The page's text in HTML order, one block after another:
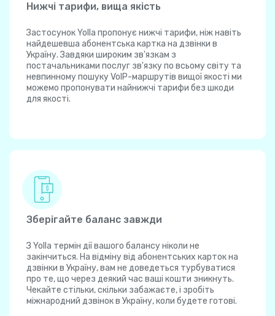
Нижчі тарифи, вища якість
Застосунок Yolla пропонує нижчі тарифи, ніж навіть
найдешевша абонентська картка на дзвінки в
Україну. Завдяки широким зв'язкам з
постачальниками послуг зв'язку по всьому світу та
невпинному пошуку VoIP-маршрутів вищої якості ми
можемо пропонувати найнижчі тарифи без шкоди
для якості.
Зберігайте баланс завжди
З Yolla термін дії вашого балансу ніколи не
закінчиться. На відміну від абонентських карток на
дзвінки в Україну, вам не доведеться турбуватися
про те, що через деякий час ваші кошти зникнуть.
Чекайте стільки, скільки забажаєте, і зробіть
міжнародний дзвінок в Україну, коли будете готові.